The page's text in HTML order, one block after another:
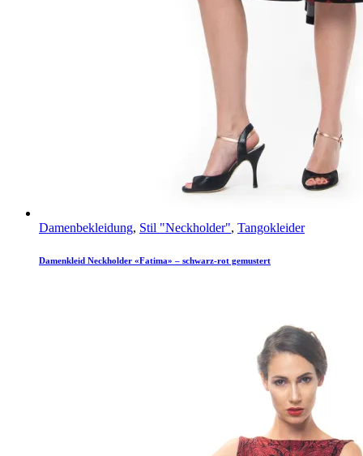
Damenbekleidung, Stil "Neckholder", Tangokleider
Damenkleid Neckholder «Fatima» – schwarz-rot gemustert